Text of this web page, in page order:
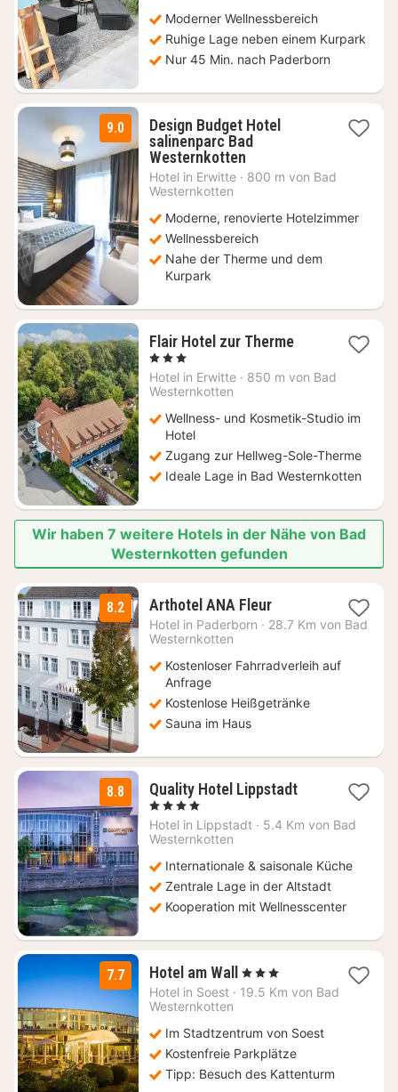
€
Moderner Wellnessbereich
Ruhige Lage neben einem Kurpark
Nur 45 Min. nach Paderborn
9.0
Design Budget Hotel
salinenparc Bad
Westernkotten1
Nacht
€
Hotel in Erwitte · 800 m von Bad
Westernkotten
Moderne, renovierte Hotelzimmer
Wellnessbereich
Nahe der Therme und dem
Kurpark
Flair Hotel zur Therme1
ab
, 3 Sterne
Hotel in Erwitte · 850 m von Bad
Westernkotten
Wellness- und Kosmetik-Studio im
Hotel
Zugang zur Hellweg-Sole-Therme
Ideale Lage in Bad Westernkotten
Wir haben 7 weitere Hotels in der Nähe von Bad
Westernkotten gefunden
8.2 Arthotel ANA Fleur1
Nacht
€
Hotel in Paderborn · 28.7 Km von Bad
Westernkotten
Kostenloser Fahrradverleih auf
Anfrage
Kostenlose Heißgetränke
Sauna im Haus
8.8 Quality Hotel Lippstadt2
ab
, 4 Sterne
Hotel in Lippstadt · 5.4 Km von Bad
Westernkotten
Internationale & saisonale Küche
Zentrale Lage in der Altstadt
Kooperation mit Wellnesscenter
7.7 Hotel am Wall
1
Nacht
€
, 3 Sterne
Hotel in Soest · 19.5 Km von Bad
Westernkotten
Im Stadtzentrum von Soest
Kostenfreie Parkplätze
Tipp: Besuch des Kattenturm